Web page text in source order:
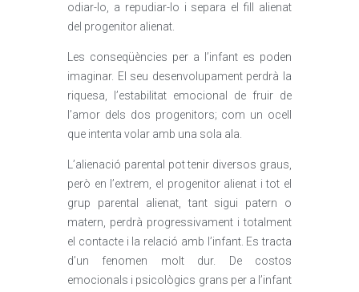
odiar-lo, a repudiar-lo i separa el fill alienat
del progenitor alienat.
Les conseqüències per a l’infant es poden
imaginar. El seu desenvolupament perdrà la
riquesa, l’estabilitat emocional de fruir de
l’amor dels dos progenitors; com un ocell
que intenta volar amb una sola ala.
L’alienació parental pot tenir diversos graus,
però en l’extrem, el progenitor alienat i tot el
grup parental alienat, tant sigui patern o
matern, perdrà progressivament i totalment
el contacte i la relació amb l’infant. Es tracta
d’un fenomen molt dur. De costos
emocionals i psicològics grans per a l’infant